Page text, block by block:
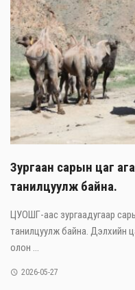
Зургаан сарын цаг
танилцуулж байна.
ЦУОШГ-аас зургаадугаар
танилцуулж байна. Дэлхийн
олон ...
2026-05-27